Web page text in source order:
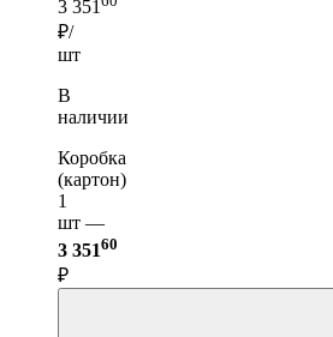
3 351
₽/
шт
В
наличии
Коробка
(картон)
1
шт —
3 35160
₽